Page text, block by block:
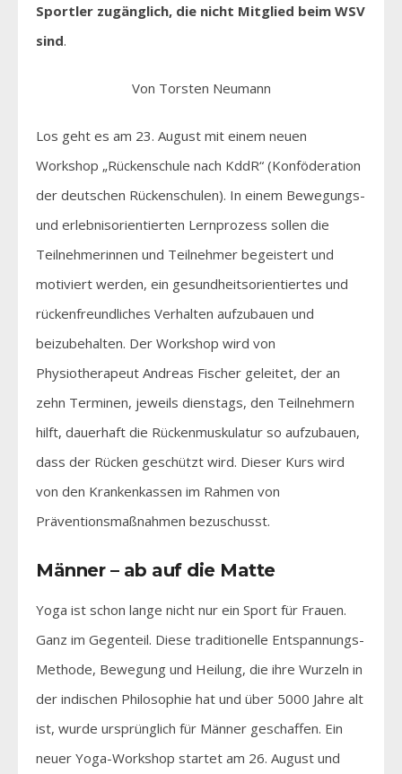
Sportler zugänglich, die nicht Mitglied beim WSV
sind.
Von Torsten Neumann
Los geht es am 23. August mit einem neuen
Workshop „Rückenschule nach KddR“ (Konföderation
der deutschen Rückenschulen). In einem Bewegungs-
und erlebnisorientierten Lernprozess sollen die
Teilnehmerinnen und Teilnehmer begeistert und
motiviert werden, ein gesundheitsorientiertes und
rückenfreundliches Verhalten aufzubauen und
beizubehalten. Der Workshop wird von
Physiotherapeut Andreas Fischer geleitet, der an
zehn Terminen, jeweils dienstags, den Teilnehmern
hilft, dauerhaft die Rückenmuskulatur so aufzubauen,
dass der Rücken geschützt wird. Dieser Kurs wird
von den Krankenkassen im Rahmen von
Präventionsmaßnahmen bezuschusst.
Männer – ab auf die Matte
Yoga ist schon lange nicht nur ein Sport für Frauen.
Ganz im Gegenteil. Diese traditionelle Entspannungs-
Methode, Bewegung und Heilung, die ihre Wurzeln in
der indischen Philosophie hat und über 5000 Jahre alt
ist, wurde ursprünglich für Männer geschaffen. Ein
neuer Yoga-Workshop startet am 26. August und